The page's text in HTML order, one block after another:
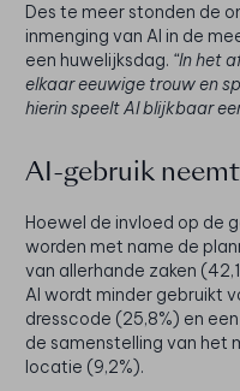
Des te meer stonden de
inmenging van AI in de
een huwelijksdag. “In het
elkaar eeuwige trouw en
hierin speelt AI blijkbaar
AI-gebruik
Hoewel de invloed op de
worden met name de
van allerhande zaken
AI wordt minder gebruikt
dresscode (25,8%) en
de samenstelling van het
locatie (9,2%).